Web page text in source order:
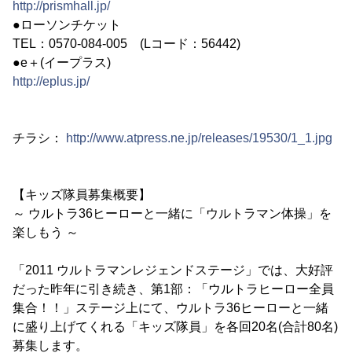
http://prismhall.jp/
●ローソンチケット
TEL：0570-084-005 (Lコード：56442)
●e＋(イープラス)
http://eplus.jp/
チラシ： http://www.atpress.ne.jp/releases/19530/1_1.jpg
【キッズ隊員募集概要】
～ ウルトラ36ヒーローと一緒に「ウルトラマン体操」を
楽しもう ～
「2011 ウルトラマンレジェンドステージ」では、大好評
だった昨年に引き続き、第1部：「ウルトラヒーロー全員
集合！！」ステージ上にて、ウルトラ36ヒーローと一緒
に盛り上げてくれる「キッズ隊員」を各回20名(合計80名)
募集します。